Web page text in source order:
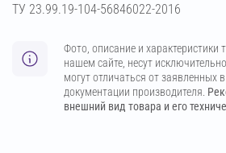
ТУ 23.99.19-104-56846022-2016
Фото, описание и характеристики
нашем сайте, несут
могут отличаться от заявленных в
документации производителя.
внешний вид товара и его